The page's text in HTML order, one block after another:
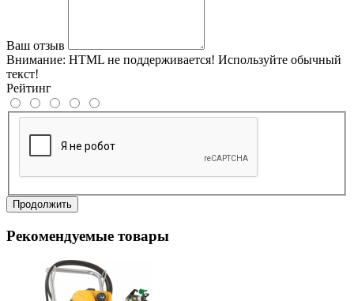
Ваш отзыв
Внимание: HTML не поддерживается! Используйте обычный
текст!
Рейтинг
Продолжить
Рекомендуемые товары